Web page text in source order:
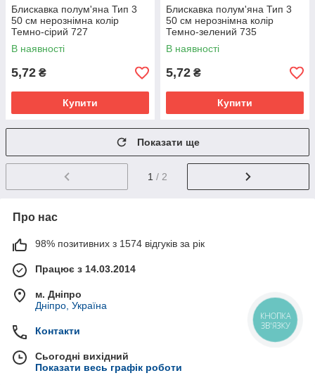
Блискавка полум'яна Тип 3
50 см нерознімна колір
Темно-сірий 727
В наявності
5,72 ₴
Купити
Блискавка полум'яна Тип 3
50 см нерознімна колір
Темно-зелений 735
В наявності
5,72 ₴
Купити
Показати ще
1 / 2
Про нас
98% позитивних з 1574 відгуків за рік
Працює з 14.03.2014
м. Дніпро
Дніпро, Україна
Контакти
Сьогодні вихідний
Показати весь графік роботи
КНОПКА
ЗВ'ЯЗКУ